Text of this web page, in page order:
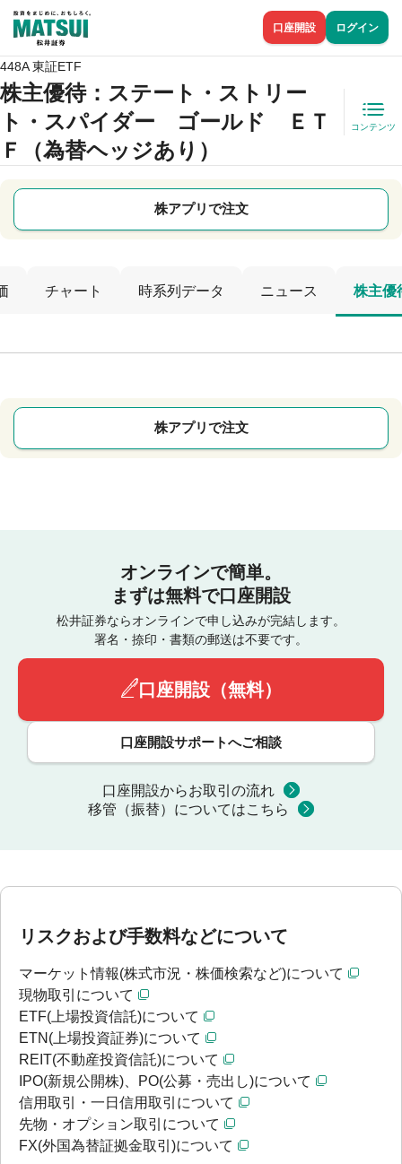
口座開設 ログイン
448A 東証ETF
株主優待：ステート・ストリー
ト・スパイダー ゴールド ＥＴ
Ｆ（為替ヘッジあり）
コンテンツ
株アプリで注文
チャート 時系列データ ニュース 株主優
株アプリで注文
オンラインで簡単。
まずは無料で口座開設
松井証券ならオンラインで申し込みが完結します。
署名・捺印・書類の郵送は不要です。
口座開設（無料）
口座開設サポートへご相談
口座開設からお取引の流れ
移管（振替）についてはこちら
リスクおよび手数料などについて
マーケット情報(株式市況・株価検索など)について
現物取引について
ETF(上場投資信託)について
ETN(上場投資証券)について
REIT(不動産投資信託)について
IPO(新規公開株)、PO(公募・売出し)について
信用取引・一日信用取引について
先物・オプション取引について
FX(外国為替証拠金取引)について